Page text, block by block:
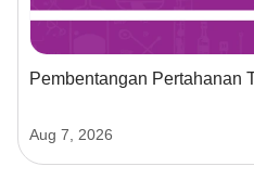
Pembentangan Pertahanan
Aug 7, 2026